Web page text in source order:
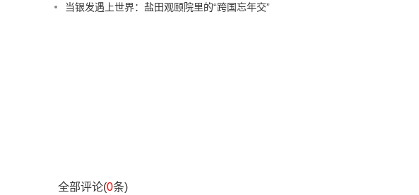
当银发遇上世界：盐田观颐院里的“跨国忘年交”
全部评论(0条)